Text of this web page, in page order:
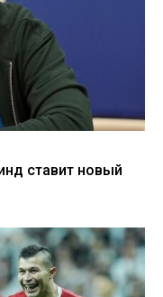
ставит новый